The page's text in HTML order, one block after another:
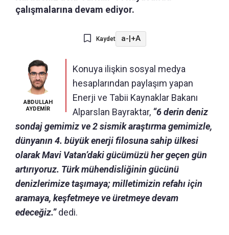
çalışmalarına devam ediyor.
Kaydet a-|+A
ABDULLAH
AYDEMİR
Konuya ilişkin sosyal medya
hesaplarından paylaşım yapan
Enerji ve Tabii Kaynaklar Bakanı
Alparslan Bayraktar, “6 derin deniz
sondaj gemimiz ve 2 sismik araştırma gemimizle,
dünyanın 4. büyük enerji filosuna sahip ülkesi
olarak Mavi Vatan’daki gücümüzü her geçen gün
artırıyoruz. Türk mühendisliğinin gücünü
denizlerimize taşımaya; milletimizin refahı için
aramaya, keşfetmeye ve üretmeye devam
edeceğiz.”dedi.